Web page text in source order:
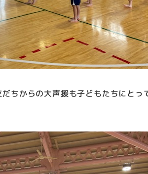
ちからの大声援も子どもたちにとっ